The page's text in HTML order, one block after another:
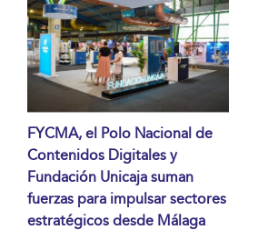
FYCMA, el Polo Nacional de
Contenidos Digitales y
Fundación Unicaja suman
fuerzas para impulsar sectores
estratégicos desde Málaga